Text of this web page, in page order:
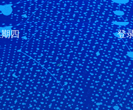
四 登